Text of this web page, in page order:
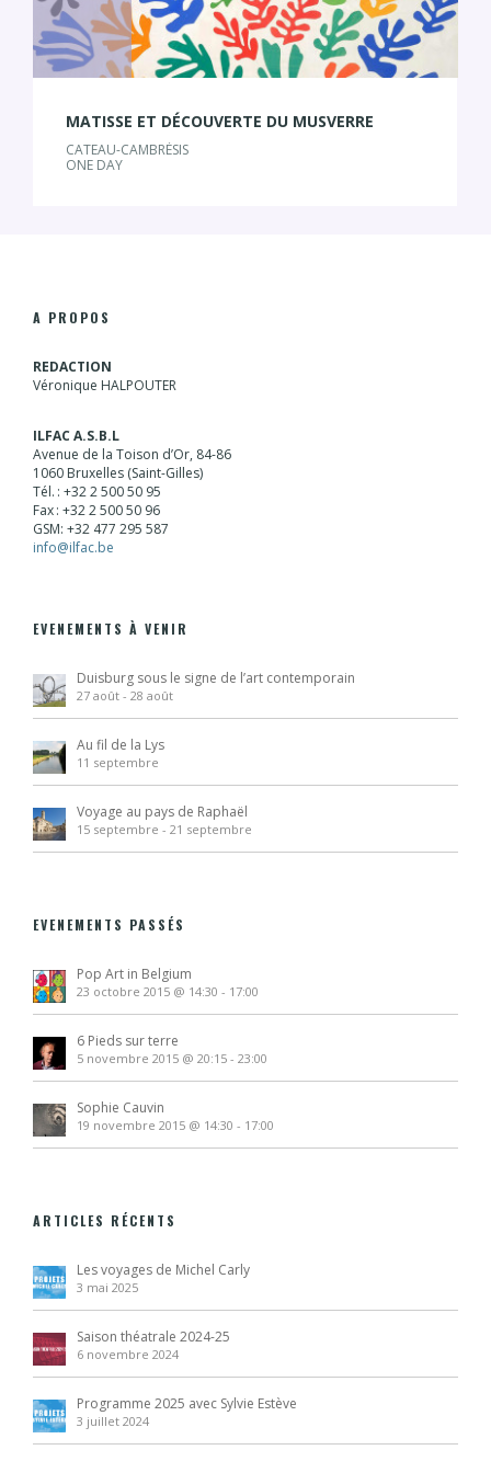
MATISSE ET DÉCOUVERTE DU MUSVERRE
CATEAU-CAMBRÉSIS
ONE DAY
A PROPOS
REDACTION
Véronique HALPOUTER
ILFAC A.S.B.L
Avenue de la Toison d’Or, 84-86
1060 Bruxelles (Saint-Gilles)
Tél. : +32 2 500 50 95
Fax : +32 2 500 50 96
GSM: +32 477 295 587
info@ilfac.be
EVENEMENTS À VENIR
Duisburg sous le signe de l’art contemporain
27 août - 28 août
Au fil de la Lys
11 septembre
Voyage au pays de Raphaël
15 septembre - 21 septembre
EVENEMENTS PASSÉS
Pop Art in Belgium
23 octobre 2015 @ 14:30 - 17:00
6 Pieds sur terre
5 novembre 2015 @ 20:15 - 23:00
Sophie Cauvin
19 novembre 2015 @ 14:30 - 17:00
ARTICLES RÉCENTS
Les voyages de Michel Carly
3 mai 2025
Saison théatrale 2024-25
6 novembre 2024
Programme 2025 avec Sylvie Estève
3 juillet 2024